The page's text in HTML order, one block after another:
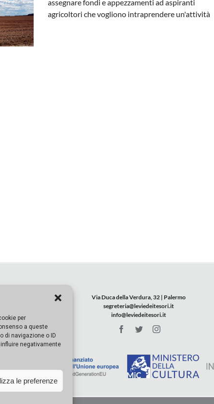
per
a queste
di navigazione o ID
negativamente
le preferenze
assegnare fondi e appezzamenti ad aspiranti
agricoltori che vogliono intraprendere un'attività
Via Duca della Verdura, 32 | Palermo
segreteria@leviedeitesori.it
info@leviedeitesori.it